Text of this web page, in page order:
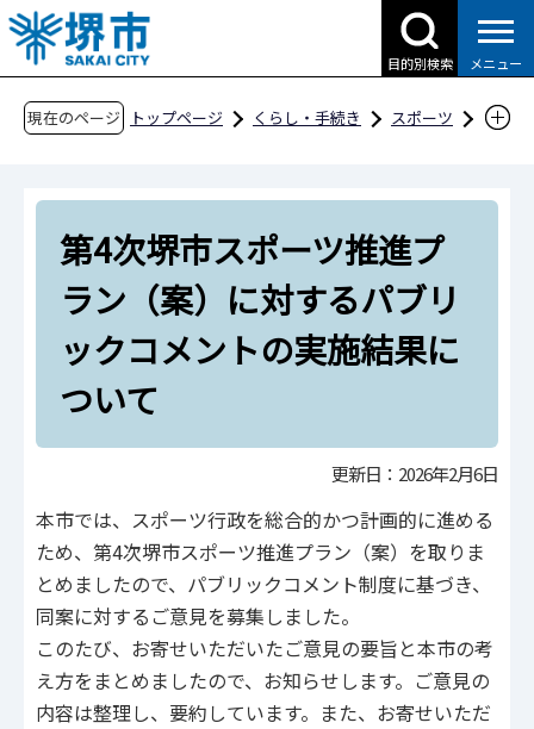
こ
の
ペ
目的別検索 メニュー
現在のページ トップページ くらし・手続き
スポーツ
第4次堺市スポーツ推進プ
ラン（案）に対するパブリ
ックコメントの実施結果に
ついて
更新日：2026年2月6日
本市では、スポーツ行政を総合的かつ計画的に進める
ため、第4次堺市スポーツ推進プラン（案）を取りま
とめましたので、パブリックコメント制度に基づき、
同案に対するご意見を募集しました。
このたび、お寄せいただいたご意見の要旨と本市の考
え方をまとめましたので、お知らせします。ご意見の
内容は整理し、要約しています。また、お寄せいただ